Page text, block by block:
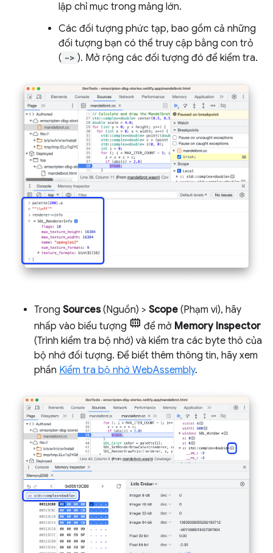
lập chỉ mục trong mảng lớn.
Các đối tượng phức tạp, bao gồm cả những
đối tượng bạn có thể truy cập bằng con trỏ
( -> ). Mở rộng các đối tượng đó để kiểm tra.
Trong Sources(Nguồn) > Scope (Phạm vi), hãy
nhấp vào biểu tượng
để mở Memory Inspector
(Trình kiểm tra bộ nhớ) và kiểm tra các byte thô của
bộ nhớ đối tượng. Để biết thêm thông tin, hãy xem
phần Kiểm tra bộ nhớ WebAssembly.